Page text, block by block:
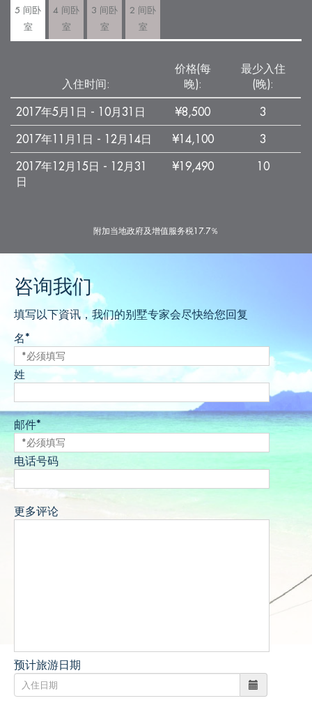
5 间卧
室
4 间卧
室
3 间卧
室
2 间卧
室
入住时间:
价格(每
晚):
最少入住
(晚):
2017年5月1日 - 10月31日
¥8,500
3
2017年11月1日 - 12月14日
¥14,100
3
2017年12月15日 - 12月31
日
¥19,490 10
附加当地政府及增值服务税17.7％
咨询我们
填写以下資讯，我们的别墅专家会尽快给您回复
名*
姓
邮件*
电话号码
更多评论
预计旅游日期